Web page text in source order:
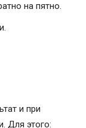
на пятно.
и при
Для этого: